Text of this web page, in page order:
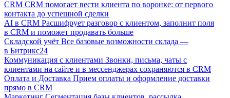
CRM CRM помогает вести клиента по воронке: от первого
контакта до успешной сделки
AI в CRM Расшифрует разговор с клиентом, заполнит поля
в CRM и поможет продавать больше
Складской учёт Все базовые возможности склада —
в Битрикс24
Коммуникация с клиентами Звонки, письма, чаты с
клиентами на сайте и в мессенджерах сохраняются в CRM
Оплата и Доставка Прием оплаты и оформление доставки
прямо в CRM